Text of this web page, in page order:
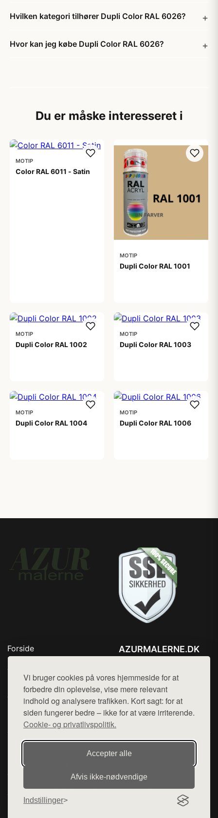
Vi bruger cookies på vores hjemmeside for at
forbedre din oplevelse, vise mere relevant
indhold og analysere trafikken. Kort sagt: for at
siden fungerer bedre – ikke for at være irriterende.
Cookie- og privatlivspolitik.
Accepter alle
Afvis ikke‑nødvendige
Indstillinger
Hvilken kategori tilhører Dupli Color RAL 6026?
Hvor kan jeg købe Dupli Color RAL 6026?
Du er måske interesseret i
MOTIP
Color RAL 6011 - Satin
MOTIP
Dupli Color RAL 1001
MOTIP
Dupli Color RAL 1002
MOTIP
Dupli Color RAL 1003
MOTIP
Dupli Color RAL 1004
MOTIP
Dupli Color RAL 1006
Forside
Produkter
Top Rabatter
Jotun maling
Kontakt
AZURMALERNE.DK
Mail:hej@want.dk
Cookie- og privatlivspolitik
Denne side er en del af want.dk, der udgiver en række
hjemmesider med præsentation af forskellige produkter fra
diverse webshops. Der sælges ikke varer fra denne side - vi
varerne på lager.